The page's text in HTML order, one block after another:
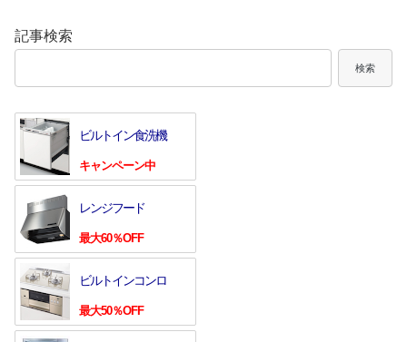
記事検索
検索
ビルトイン食洗機
キャンペーン中
レンジフード
最大60％OFF
ビルトインコンロ
最大50％OFF